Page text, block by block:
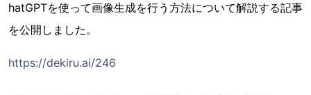
hatGPTを使って画像生成を行う方法について解説する記事
を公開しました。
https://dekiru.ai/246